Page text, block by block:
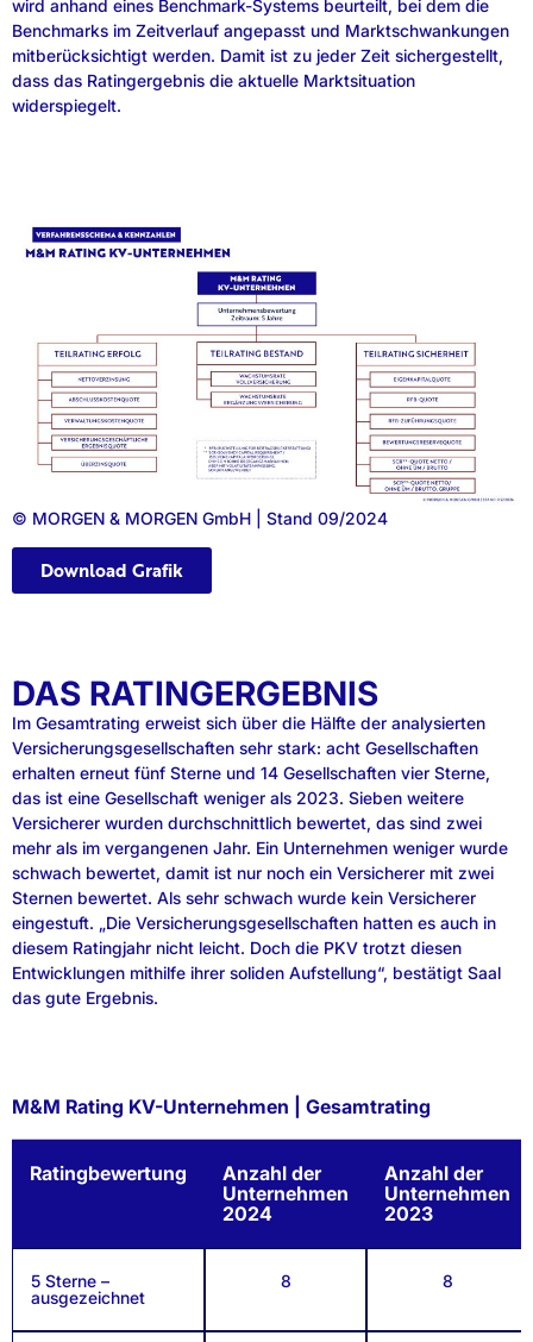
wird anhand eines Benchmark-Systems beurteilt, bei dem die
Benchmarks im Zeitverlauf angepasst und Marktschwankungen
mitberücksichtigt werden. Damit ist zu jeder Zeit sichergestellt,
dass das Ratingergebnis die aktuelle Marktsituation
widerspiegelt.
© MORGEN & MORGEN GmbH | Stand 09/2024
Download Grafik
DAS RATINGERGEBNIS
Im Gesamtrating erweist sich über die Hälfte der analysierten
Versicherungsgesellschaften sehr stark: acht Gesellschaften
erhalten erneut fünf Sterne und 14 Gesellschaften vier Sterne,
das ist eine Gesellschaft weniger als 2023. Sieben weitere
Versicherer wurden durchschnittlich bewertet, das sind zwei
mehr als im vergangenen Jahr. Ein Unternehmen weniger wurde
schwach bewertet, damit ist nur noch ein Versicherer mit zwei
Sternen bewertet. Als sehr schwach wurde kein Versicherer
eingestuft. „Die Versicherungsgesellschaften hatten es auch in
diesem Ratingjahr nicht leicht. Doch die PKV trotzt diesen
Entwicklungen mithilfe ihrer soliden Aufstellung“, bestätigt Saal
das gute Ergebnis.
M&M Rating KV-Unternehmen | Gesamtrating
Ratingbewertung
Anzahl der
Unternehmen
2024
Anzahl der
Unternehmen
2023
5 Sterne –
ausgezeichnet
8 8